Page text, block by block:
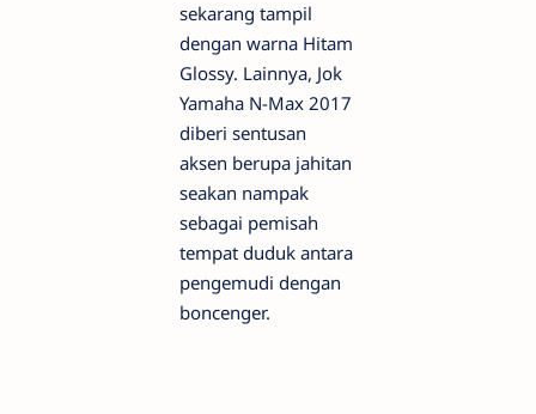
sekarang tampil
dengan warna Hitam
Glossy. Lainnya, Jok
Yamaha N-Max 2017
diberi sentusan
aksen berupa jahitan
seakan nampak
sebagai pemisah
tempat duduk antara
pengemudi dengan
boncenger.